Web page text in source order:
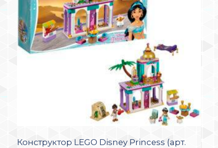
Конструктор LEGO Disney Princess (арт.